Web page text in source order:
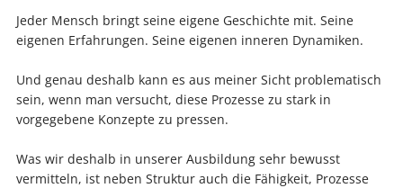
Jeder Mensch bringt seine eigene Geschichte mit. Seine
eigenen Erfahrungen. Seine eigenen inneren Dynamiken.
Und genau deshalb kann es aus meiner Sicht problematisch
sein, wenn man versucht, diese Prozesse zu stark in
vorgegebene Konzepte zu pressen.
Was wir deshalb in unserer Ausbildung sehr bewusst
vermitteln, ist neben Struktur auch die Fähigkeit, Prozesse